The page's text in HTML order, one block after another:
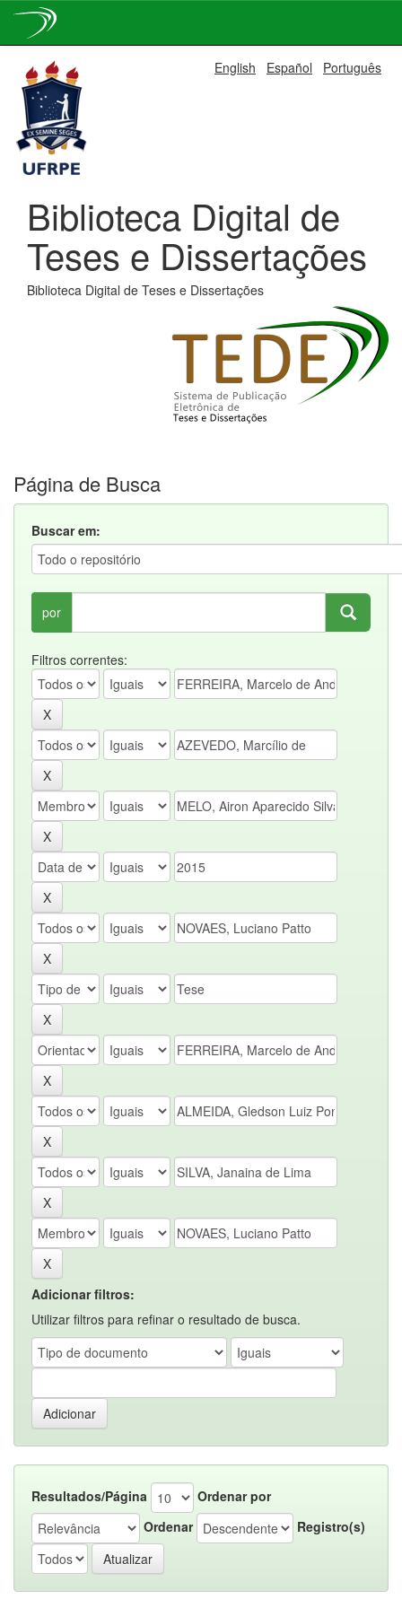
navigation
English Español Português
Biblioteca Digital de
Teses e Dissertações
Biblioteca Digital de Teses e Dissertações
Página de Busca
Buscar em:
por
Filtros correntes:
Adicionar filtros:
Utilizar filtros para refinar o resultado de busca.
Resultados/Página
Ordenar por
Ordenar
Registro(s)